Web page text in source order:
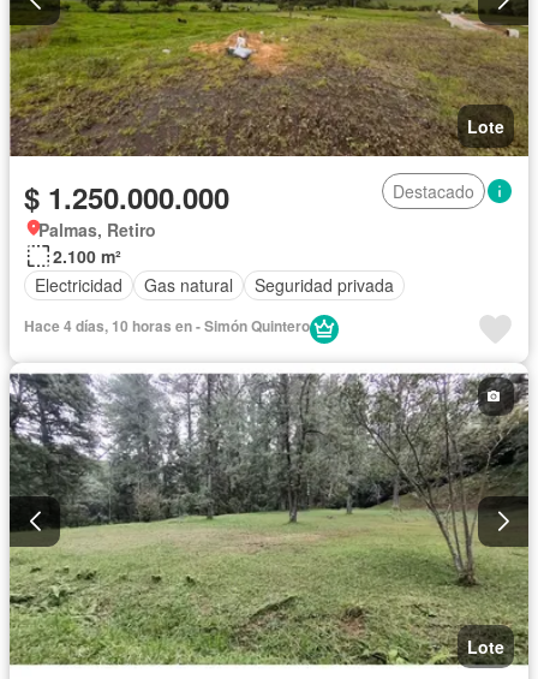
Lote
$ 1.250.000.000
Destacado
Palmas, Retiro
2.100 m²
Electricidad
Gas natural Seguridad privada
Hace 4 días, 10 horas en - Simón Quintero
Lote